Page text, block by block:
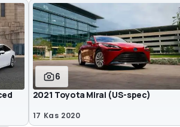
6
2021 Toyota Mirai (US-spec)
17 Kas 2020